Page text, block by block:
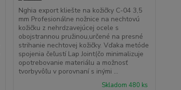
Nghia export kliešte na kožičky C-04 3,5
mm Profesionálne nožnice na nechtovú
kožičku z nehrdzavejúcej ocele s
obojstrannou pružinou,určené na presné
strihanie nechtovej kožičky. Vďaka metóde
spojenia čeľustí Lap Joint(čo minimalizuje
opotrebovanie materiálu a možnosť
tvorbyvôľu v porovnaní s inými ...
Skladom 480 ks